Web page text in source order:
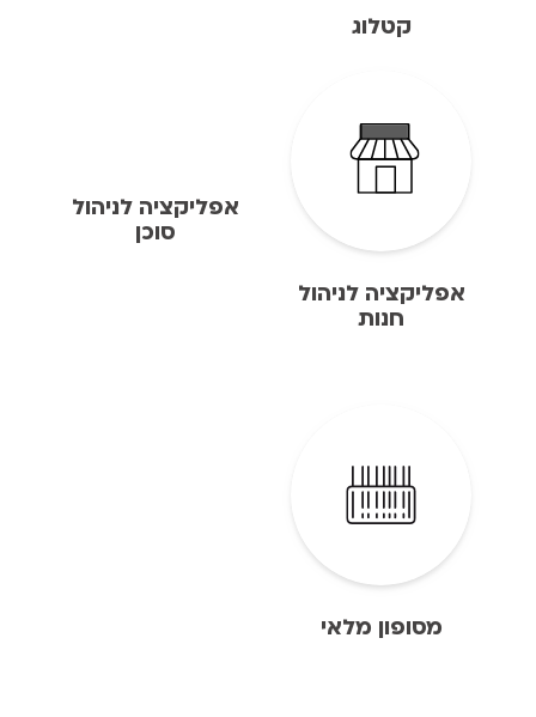
קטלוג
אפליקציה לניהול
חנות
אפליקציה לניהול
סוכן
מסופון מלאי